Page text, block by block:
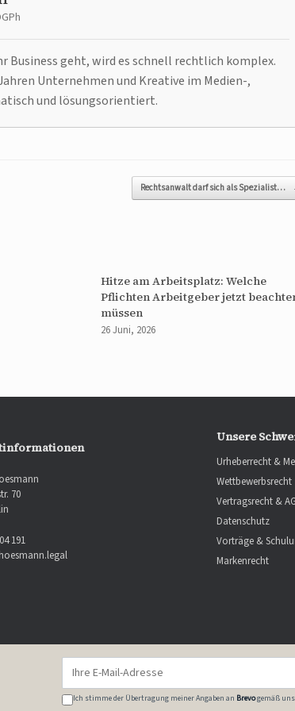
Business geht, wird es schnell rechtlich komplex.
Unternehmen und Kreative im Medien-,
und lösungsorientiert.
Rechtsanwalt darf sich als Spezialist…
Hitze am Arbeitsplatz: Welche
Pflichten Arbeitgeber jetzt
müssen
26 Juni, 2026
70
191
Unsere
Urheberrecht &
Wettbewerbsrecht
Vertragsrecht &
Datenschutz
Vorträge &
Markenrecht
Ich stimme der Übertragung meiner Angaben an Brevogemäß